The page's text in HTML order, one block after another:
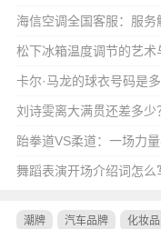
海信空调全国客服：服务
松下冰箱温度调节的艺术
卡尔·马龙的球衣号码是
刘诗雯离大满贯还差多
跆拳道VS柔道：一场力
舞蹈表演开场介绍词怎么
潮牌 汽车品牌 化妆